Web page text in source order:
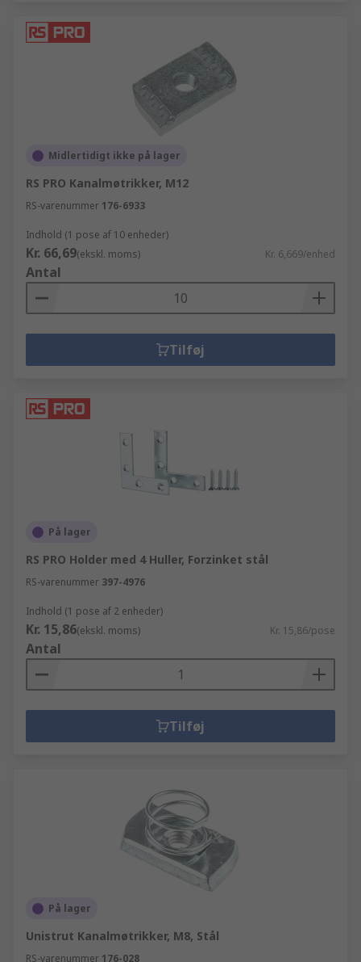
Midlertidigt ikke på lager
RS PRO Kanalmøtrikker, M12
RS-varenummer 176-6933
Indhold (1 pose af 10 enheder)
Kr. 66,69(ekskl. moms) Kr. 6,669/enhed
Antal
Tilføj
På lager
RS PRO Holder med 4 Huller, Forzinket stål
RS-varenummer 397-4976
Indhold (1 pose af 2 enheder)
Kr. 15,86(ekskl. moms) Kr. 15,86/pose
Antal
Tilføj
På lager
Unistrut Kanalmøtrikker, M8, Stål
RS-varenummer 176-028